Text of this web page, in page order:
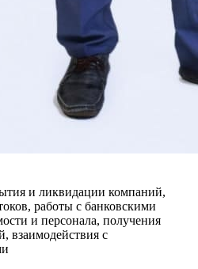
и ликвидации компаний,
работы с банковскими
и персонала, получения
взаимодействия с